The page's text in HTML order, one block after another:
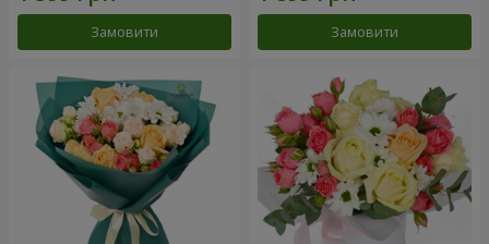
Замовити Замовити